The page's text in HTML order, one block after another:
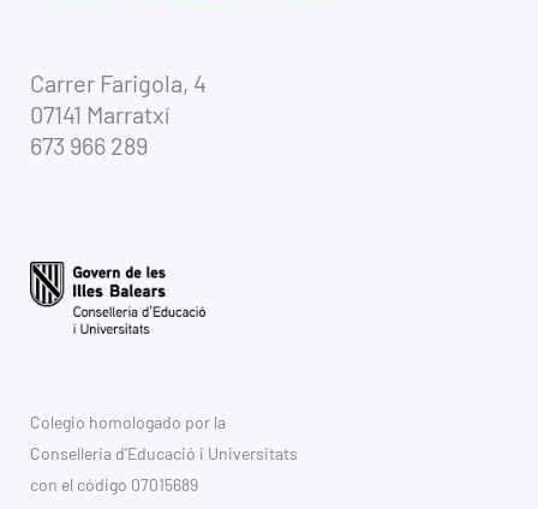
Carrer Farigola, 4
07141 Marratxí
673 966 289
Colegio homologado por la
Conselleria d'Educació i Universitats
con el código 07015689